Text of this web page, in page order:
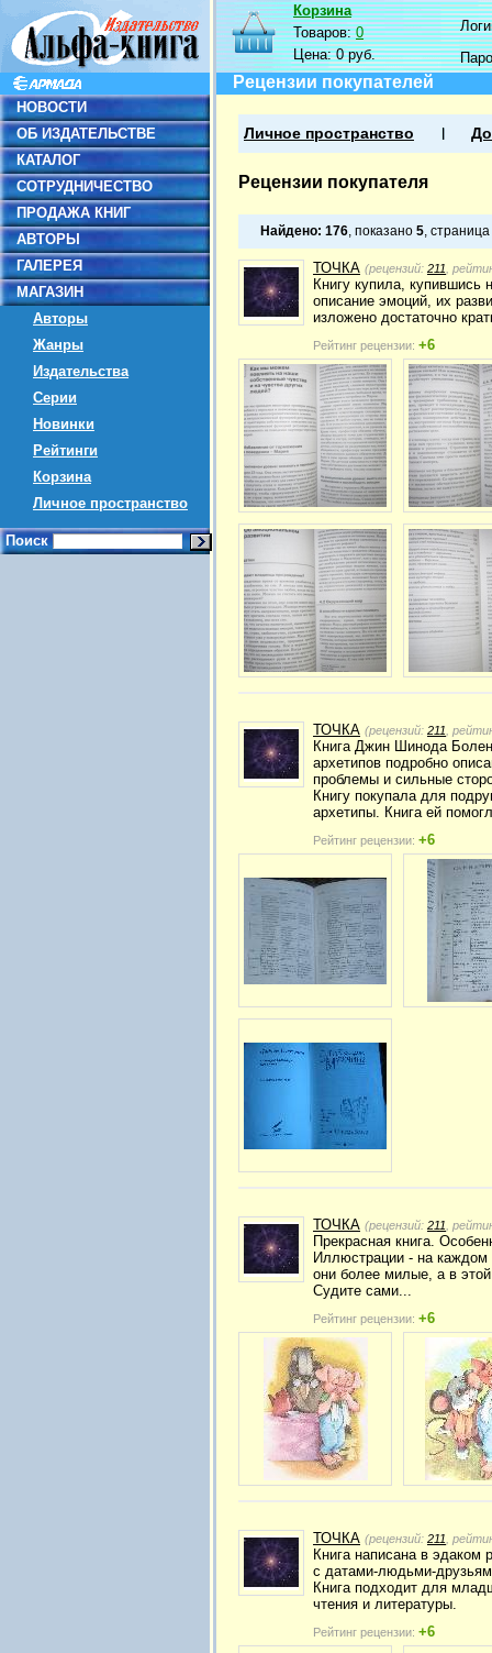
НОВОСТИ
ОБ ИЗДАТЕЛЬСТВЕ
КАТАЛОГ
СОТРУДНИЧЕСТВО
ПРОДАЖА КНИГ
АВТОРЫ
ГАЛЕРЕЯ
МАГАЗИН
Авторы
Жанры
Издательства
Серии
Новинки
Рейтинги
Корзина
Личное пространство
Поиск
Корзина
Товаров:0
Цена:0 руб.
Рецензии покупателей
Личное пространство
Рецензии покупателя
Найдено: 176, показано 5, страница
ТОЧКА (рецензий: 211 ,
Книгу купила, купившись
описание эмоций, их
изложено достаточно
Рейтинг рецензии: +6
ТОЧКА (рецензий: 211 ,
Книга Джин Шинода Болен
архетипов подробно
проблемы и сильные
Книгу покупала для
архетипы. Книга ей
Рейтинг рецензии: +6
ТОЧКА (рецензий: 211 ,
Прекрасная книга.
Иллюстрации - на каждом
они более милые, а в
Судите сами...
Рейтинг рецензии: +6
ТОЧКА (рецензий: 211 ,
Книга написана в эдаком
с датами-людьми-
Книга подходит для
чтения и литературы.
Рейтинг рецензии: +6